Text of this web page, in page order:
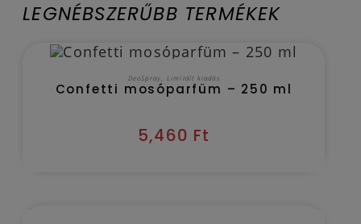
LEGNÉBSZERŰBB TERMÉKEK
TOVÁBB OLVASOM
DeoSpray, Limitált kiadás
Confetti mosóparfüm – 250 ml
5,460 Ft